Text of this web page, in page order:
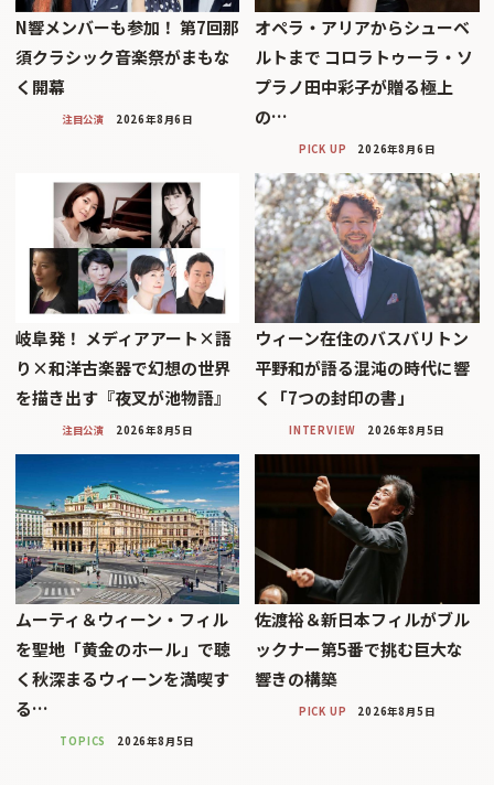
N響メンバーも参加！ 第7回那
須クラシック音楽祭がまもな
く開幕
注目公演 2026年8月6日
オペラ・アリアからシューベ
ルトまで コロラトゥーラ・ソ
プラノ田中彩子が贈る極上
の…
PICK UP 2026年8月6日
岐阜発！ メディアアート×語
り×和洋古楽器で幻想の世界
を描き出す『夜叉が池物語』
注目公演 2026年8月5日
ウィーン在住のバスバリトン
平野和が語る混沌の時代に響
く「7つの封印の書」
INTERVIEW 2026年8月5日
ムーティ＆ウィーン・フィル
を聖地「黄金のホール」で聴
く秋深まるウィーンを満喫す
る…
TOPICS 2026年8月5日
佐渡裕＆新日本フィルがブル
ックナー第5番で挑む巨大な
響きの構築
PICK UP 2026年8月5日